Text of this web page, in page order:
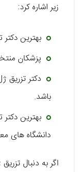
زیر اشاره کرد:
بهترین
پزشکان
دکتر تزریق
باشد.
بهترین
دانشگاه های
اگر به دنبال